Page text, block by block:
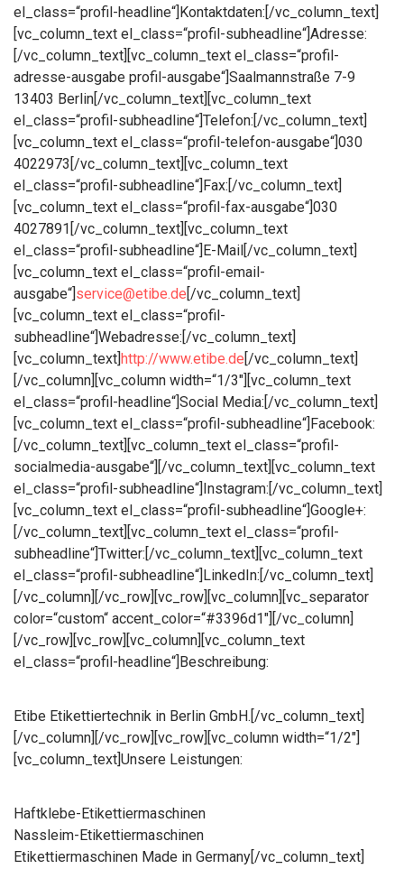
el_class=“profil-headline“]Kontaktdaten:[/vc_column_text]
[vc_column_text el_class=“profil-subheadline“]Adresse:
[/vc_column_text][vc_column_text el_class=“profil-
adresse-ausgabe profil-ausgabe“]Saalmannstraße 7-9
13403 Berlin[/vc_column_text][vc_column_text
el_class=“profil-subheadline“]Telefon:[/vc_column_text]
[vc_column_text el_class=“profil-telefon-ausgabe“]030
4022973[/vc_column_text][vc_column_text
el_class=“profil-subheadline“]Fax:[/vc_column_text]
[vc_column_text el_class=“profil-fax-ausgabe“]030
4027891[/vc_column_text][vc_column_text
el_class=“profil-subheadline“]E-Mail[/vc_column_text]
[vc_column_text el_class=“profil-email-
ausgabe“]service@etibe.de[/vc_column_text]
[vc_column_text el_class=“profil-
subheadline“]Webadresse:[/vc_column_text]
[vc_column_text]http://www.etibe.de[/vc_column_text]
[/vc_column][vc_column width=“1/3″][vc_column_text
el_class=“profil-headline“]Social Media:[/vc_column_text]
[vc_column_text el_class=“profil-subheadline“]Facebook:
[/vc_column_text][vc_column_text el_class=“profil-
socialmedia-ausgabe“][/vc_column_text][vc_column_text
el_class=“profil-subheadline“]Instagram:[/vc_column_text]
[vc_column_text el_class=“profil-subheadline“]Google+:
[/vc_column_text][vc_column_text el_class=“profil-
subheadline“]Twitter:[/vc_column_text][vc_column_text
el_class=“profil-subheadline“]LinkedIn:[/vc_column_text]
[/vc_column][/vc_row][vc_row][vc_column][vc_separator
color=“custom“ accent_color=“#3396d1″][/vc_column]
[/vc_row][vc_row][vc_column][vc_column_text
el_class=“profil-headline“]Beschreibung:
Etibe Etikettiertechnik in Berlin GmbH.[/vc_column_text]
[/vc_column][/vc_row][vc_row][vc_column width=“1/2″]
[vc_column_text]Unsere Leistungen:
Haftklebe-Etikettiermaschinen
Nassleim-Etikettiermaschinen
Etikettiermaschinen Made in Germany[/vc_column_text]